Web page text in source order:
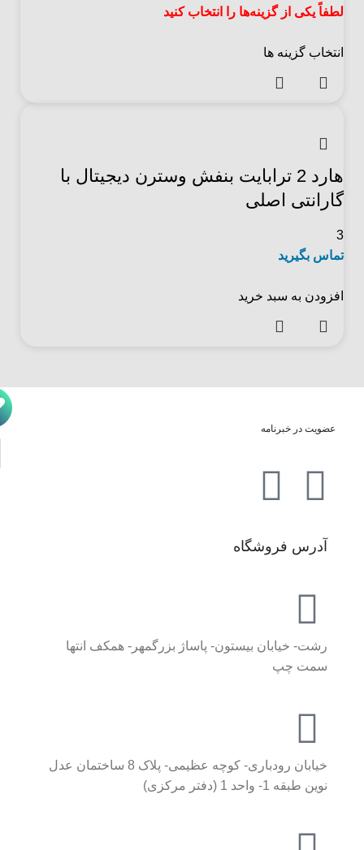
لطفاً یکی از گزینه‌ها را انتخاب کنید
انتخاب گزینه ها
هارد 2 ترابایت بنفش وسترن دیجیتال با
گارانتی اصلی
3
تماس بگیرید
افزودن به سبد خرید
عضویت در خبرنامه
آدرس فروشگاه
رشت- خیابان بیستون- پاساژ بزرگمهر- همکف انتها
سمت چپ
خیابان رودباری- کوچه عظیمی- پلاک 8 ساختمان عدل
نوین طبقه 1- واحد 1 (دفتر مرکزی)